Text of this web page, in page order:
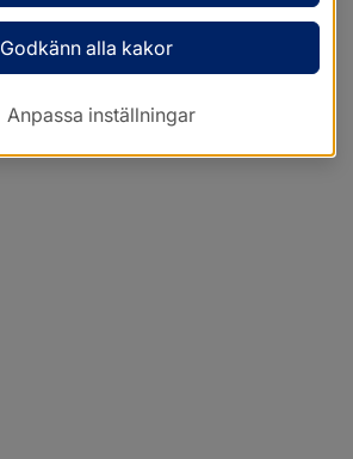
Godkänn alla kakor
Anpassa inställningar